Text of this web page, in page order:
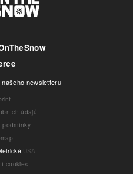
newsletteru
údajů
podmínky
USA
cookies